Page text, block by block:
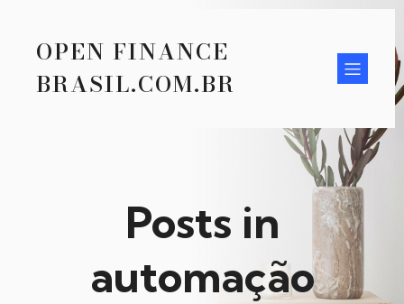
OPEN FINANCE
BRASIL.COM.BR
Posts in
automação